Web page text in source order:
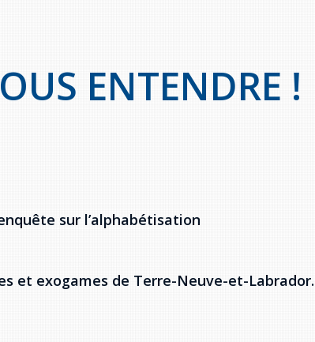
ENTENDRE !
sur l’alphabétisation
et exogames de Terre-Neuve-et-Labrador.